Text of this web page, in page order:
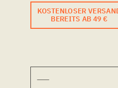
KOSTENLOSER
BEREITS AB 49 €